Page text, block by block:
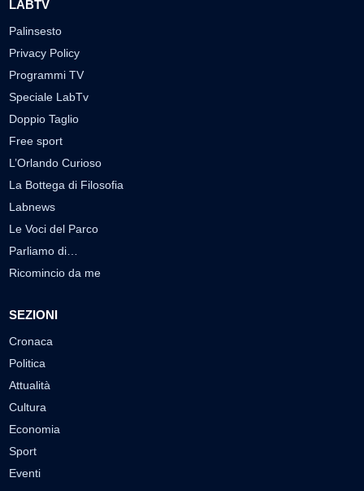
LABTV
Palinsesto
Privacy Policy
Programmi TV
Speciale LabTv
Doppio Taglio
Free sport
L’Orlando Curioso
La Bottega di Filosofia
Labnews
Le Voci del Parco
Parliamo di…
Ricomincio da me
SEZIONI
Cronaca
Politica
Attualità
Cultura
Economia
Sport
Eventi